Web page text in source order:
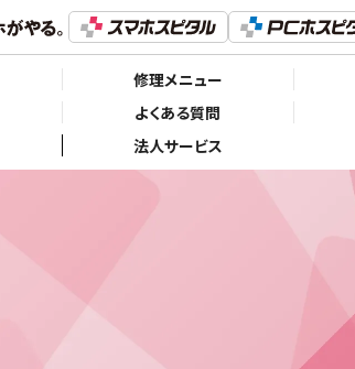
修理メニュー
よくある質問
法人サービス